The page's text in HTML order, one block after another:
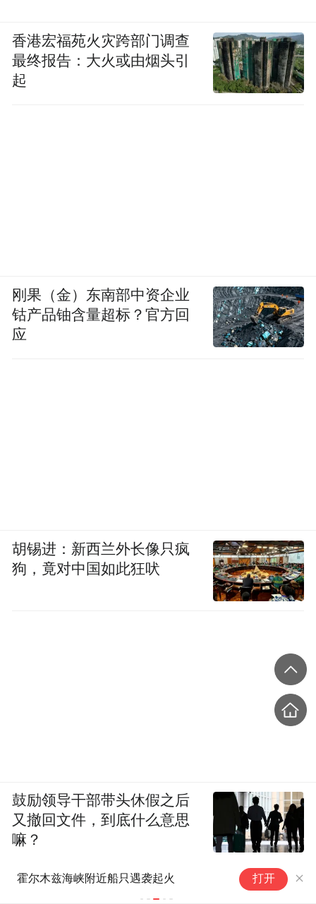
霍尔木兹海峡附近船只遇袭起火
着
打开
香港宏福苑火灾跨部门调查
最终报告：大火或由烟头引
起
刚果（金）东南部中资企业
钴产品铀含量超标？官方回
应
胡锡进：新西兰外长像只疯
狗，竟对中国如此狂吠
鼓励领导干部带头休假之后
又撤回文件，到底什么意思
嘛？